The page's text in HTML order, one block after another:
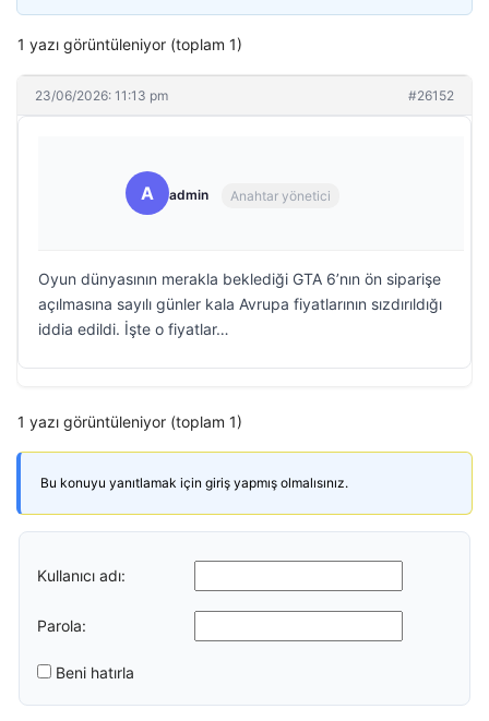
1 yazı görüntüleniyor (toplam 1)
23/06/2026: 11:13 pm #26152
A admin Anahtar yönetici
Oyun dünyasının merakla beklediği GTA 6’nın ön siparişe
açılmasına sayılı günler kala Avrupa fiyatlarının sızdırıldığı
iddia edildi. İşte o fiyatlar…
1 yazı görüntüleniyor (toplam 1)
Bu konuyu yanıtlamak için giriş yapmış olmalısınız.
Kullanıcı adı:
Parola:
Beni hatırla